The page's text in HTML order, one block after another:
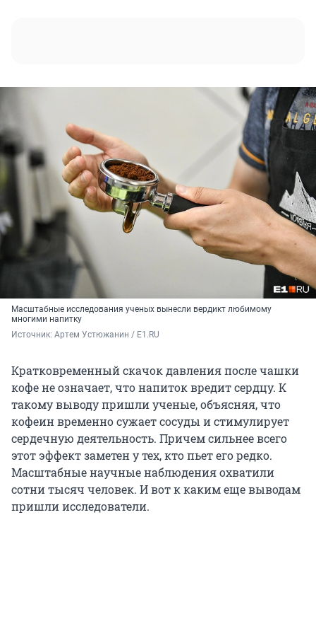
Масштабные исследования ученых вынесли вердикт любимому
многими напитку
Источник: Артем Устюжанин / E1.RU
Кратковременный скачок давления после чашки
кофе не означает, что напиток вредит сердцу. К
такому выводу пришли ученые, объясняя, что
кофеин временно сужает сосуды и стимулирует
сердечную деятельность. Причем сильнее всего
этот эффект заметен у тех, кто пьет его редко.
Масштабные научные наблюдения охватили
сотни тысяч человек. И вот к каким еще выводам
пришли исследователи.